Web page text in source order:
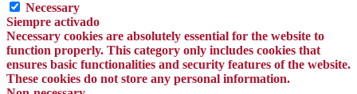
Necessary
Siempre activado
Necessary cookies are absolutely essential for the website to
function properly. This category only includes cookies that
ensures basic functionalities and security features of the website.
These cookies do not store any personal information.